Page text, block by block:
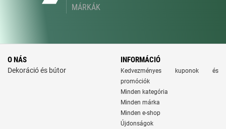
MÁRKÁK
O NÁS
Dekoráció és bútor
INFORMÁCIÓ
Kedvezményes kuponok és
promóciók
Minden kategória
Minden márka
Minden e-shop
Újdonságok